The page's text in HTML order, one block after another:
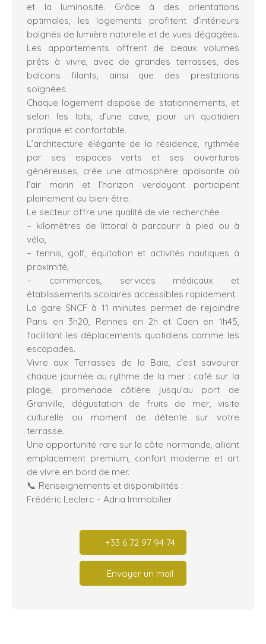
et la luminosité. Grâce à des orientations
optimales, les logements profitent d’intérieurs
baignés de lumière naturelle et de vues dégagées.
Les appartements offrent de beaux volumes
prêts à vivre, avec de grandes terrasses, des
balcons filants, ainsi que des prestations
soignées.
Chaque logement dispose de stationnements, et
selon les lots, d’une cave, pour un quotidien
pratique et confortable.
L’architecture élégante de la résidence, rythmée
par ses espaces verts et ses ouvertures
généreuses, crée une atmosphère apaisante où
l’air marin et l’horizon verdoyant participent
pleinement au bien-être.
Le secteur offre une qualité de vie recherchée :
– kilomètres de littoral à parcourir à pied ou à
vélo,
– tennis, golf, équitation et activités nautiques à
proximité,
– commerces, services médicaux et
établissements scolaires accessibles rapidement.
La gare SNCF à 11 minutes permet de rejoindre
Paris en 3h20, Rennes en 2h et Caen en 1h45,
facilitant les déplacements quotidiens comme les
escapades.
Vivre aux Terrasses de la Baie, c’est savourer
chaque journée au rythme de la mer : café sur la
plage, promenade côtière jusqu’au port de
Granville, dégustation de fruits de mer, visite
culturelle ou moment de détente sur votre
terrasse.
Une opportunité rare sur la côte normande, alliant
emplacement premium, confort moderne et art
de vivre en bord de mer.
📞 Renseignements et disponibilités :
Frédéric Leclerc – Adria Immobilier
+33 6 72 97 94 74
Envoyer un mail